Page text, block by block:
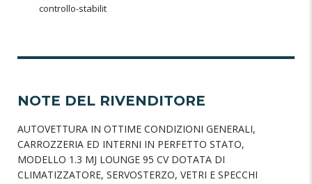
controllo-stabilit
NOTE DEL RIVENDITORE
AUTOVETTURA IN OTTIME CONDIZIONI GENERALI,
CARROZZERIA ED INTERNI IN PERFETTO STATO,
MODELLO 1.3 MJ LOUNGE 95 CV DOTATA DI
CLIMATIZZATORE, SERVOSTERZO, VETRI E SPECCHI